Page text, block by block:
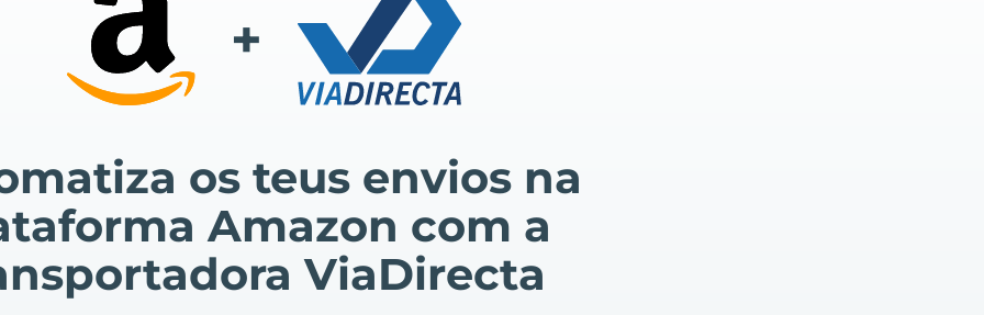
+
os teus envios na
Amazon com a
ViaDirecta